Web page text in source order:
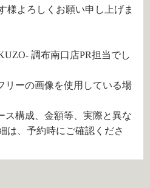
様よろしくお願い申し上げま
調布南口店PR担当でし
リーの画像を使用している場
構成、金額等、実際と異な
は、予約時にご確認くださ